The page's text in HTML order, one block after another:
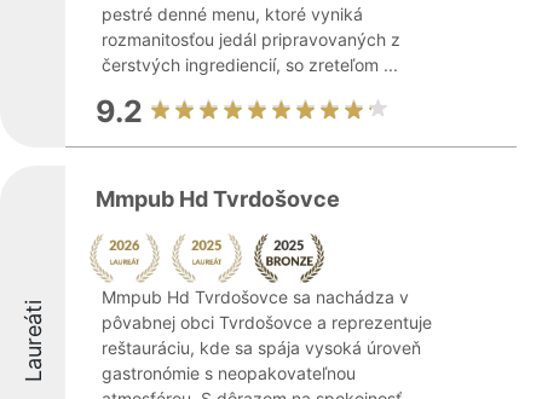
pestré denné menu, ktoré vyniká
rozmanitosťou jedál pripravovaných z
čerstvých ingrediencií, so zreteľom ...
9.2
Laureáti
Mmpub Hd Tvrdošovce
Mmpub Hd Tvrdošovce sa nachádza v
pôvabnej obci Tvrdošovce a reprezentuje
reštauráciu, kde sa spája vysoká úroveň
gastronómie s neopakovateľnou